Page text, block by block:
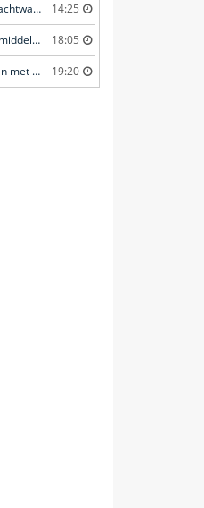
Grote verkeershinder doordat twee vrachtwagens botsen tunnel in Zwijndrecht 14:25
Bewoners uit voorzorg naar buiten bij middelbrand in flatwoning in Leeuwarden 18:05
Politie zet groots in bij incident met man met verward gedrag in Leeuwarden 19:20